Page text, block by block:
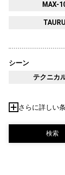
MAX-
シーン
テクニカ
さらに詳しい